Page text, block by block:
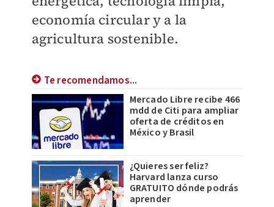
economía circular y a la
agricultura sostenible.
Te recomendamos...
Mercado Libre recibe 466
mdd de Citi para ampliar
oferta de créditos en
México y Brasil
¿Quieres ser feliz?
Harvard lanza curso
GRATUITO dónde podrás
aprender